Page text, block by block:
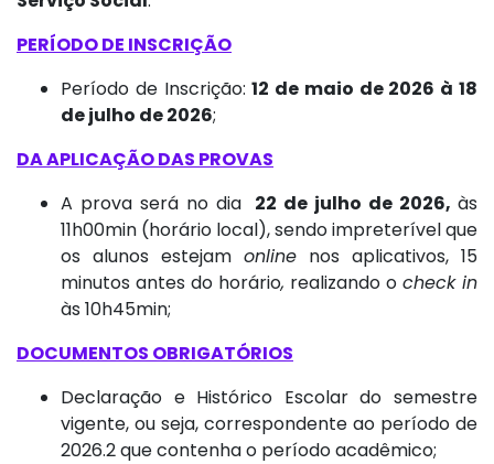
PERÍODO DE INSCRIÇÃO
Período de Inscrição:12 de maio de 2026 à 18
de julho de 2026;
DA APLICAÇÃO DAS PROVAS
A prova será no dia 22 de julho de 2026,às
11h00min (horário local), sendo impreterível que
os alunos estejam online nos aplicativos, 15
minutos antes do horário, realizando o check in
às 10h45min;
DOCUMENTOS OBRIGATÓRIOS
Declaração e Histórico Escolar do semestre
vigente, ou seja, correspondente ao período de
2026.2 que contenha o período acadêmico;